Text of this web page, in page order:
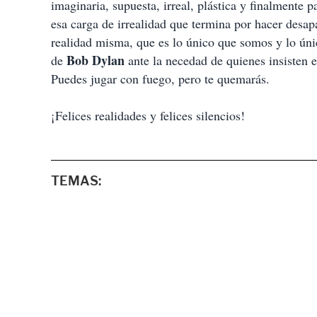
imaginaria, supuesta, irreal, plástica y finalmente
esa carga de irrealidad que termina por hacer
realidad misma, que es lo único que somos y lo
de Bob Dylan ante la necedad de quienes
Puedes jugar con fuego, pero te quemarás.
¡Felices realidades y felices silencios!
TEMAS: